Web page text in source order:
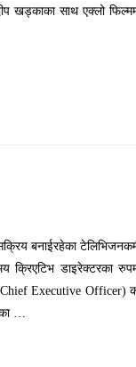
खड्काका साथ एक्लो
बनाईरहेका
क्रिएटिभ डाइरेक्टरका
(Chief Executive Officer)
…